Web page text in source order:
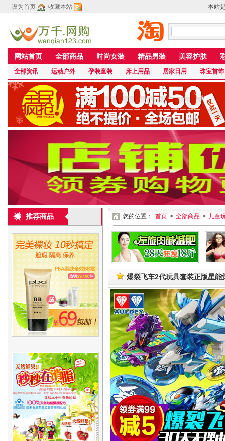
设为首页 收藏本站 本站
网站首页 全部商品 时尚女装 精品男装 美容护肤
全部资讯 运动户外 孕装童装 床上用品 居家日用 珠宝首饰
推荐商品 您的位置： 首页 > 全部商品 > 儿童
爆裂飞车2代玩具套装正版星